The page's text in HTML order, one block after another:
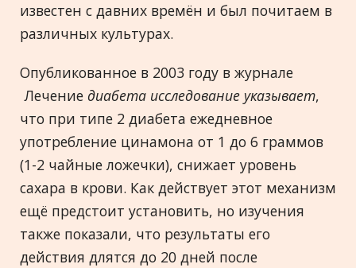
известен с давних времён и был почитаем в
различных культурах.
Опубликованное в 2003 году в журнале
Лечение диабета исследование указывает,
что при типе 2 диабета ежедневное
употребление цинамона от 1 до 6 граммов
(1-2 чайные ложечки), снижает уровень
сахара в крови. Как действует этот механизм
ещё предстоит установить, но изучения
также показали, что результаты его
действия длятся до 20 дней после